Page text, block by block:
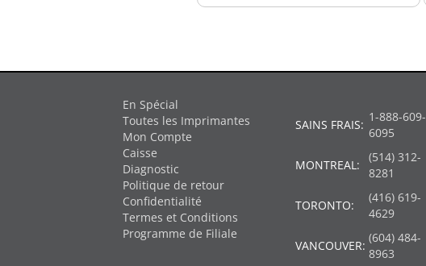
En Spécial
Toutes les Imprimantes
Mon Compte
Caisse
Diagnostic
Politique de retour
Confidentialité
Termes et Conditions
Programme de Filiale
SAINS FRAIS:
1-888-609-
6095
MONTREAL:
(514) 312-
8281
TORONTO:
(416) 619-
4629
VANCOUVER:
(604) 484-
8963